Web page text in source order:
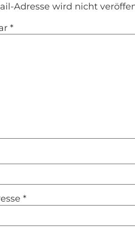
Adresse wird nicht
*
*